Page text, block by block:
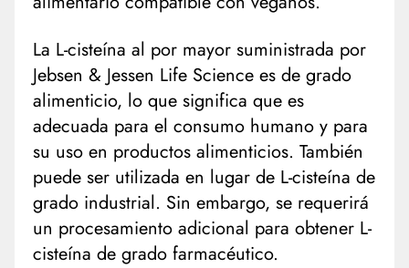
La L-cisteína al por mayor suministrada por
Jebsen & Jessen Life Science es de grado
alimenticio, lo que significa que es
adecuada para el consumo humano y para
su uso en productos alimenticios. También
puede ser utilizada en lugar de L-cisteína de
grado industrial. Sin embargo, se requerirá
un procesamiento adicional para obtener L-
cisteína de grado farmacéutico.